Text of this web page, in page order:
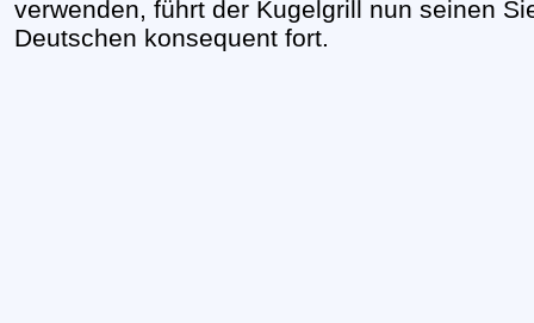
verwenden, führt der Kugelgrill nun seinen
Deutschen konsequent fort.